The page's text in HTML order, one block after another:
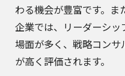
わる機会が豊富です。ま
企業では、リーダーシ
場面が多く、戦略コン
が高く評価されます。